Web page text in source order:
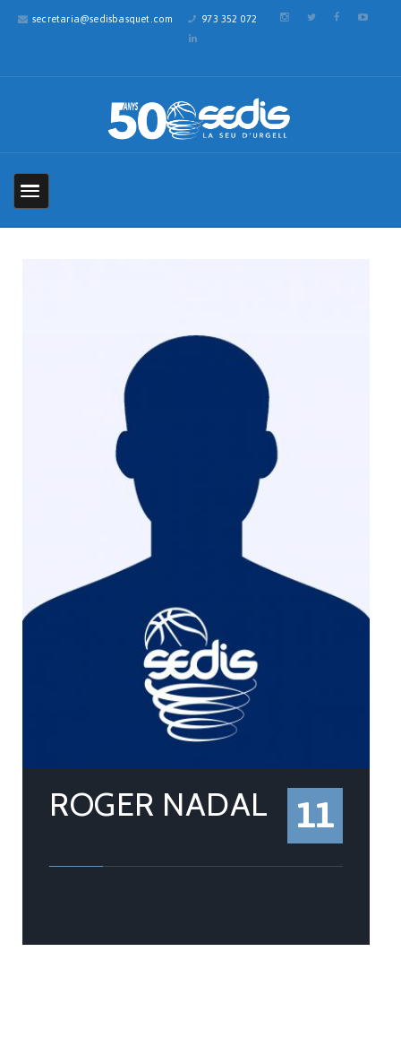
secretaria@sedisbasquet.com 973 352 072
ROGER NADAL 11